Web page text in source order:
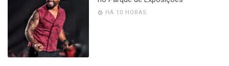
HÁ 10 HORAS